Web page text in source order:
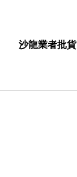
沙龍業者批貨